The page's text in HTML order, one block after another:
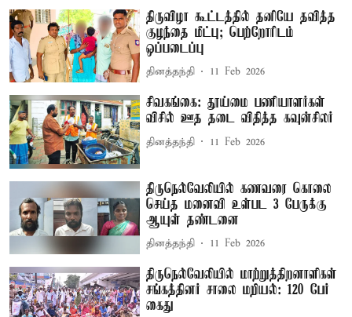
திருவிழா கூட்டத்தில் தனியே தவித்த
குழந்தை மீட்பு; பெற்றோரிடம்
ஒப்படைப்பு
தினத்தந்தி 11 Feb 2026
சிவகங்கை: தூய்மை பணியாளர்கள்
விசில் ஊத தடை விதித்த கவுன்சிலர்
தினத்தந்தி 11 Feb 2026
திருநெல்வேலியில் கணவரை கொலை
செய்த மனைவி உள்பட 3 பேருக்கு
ஆயுள் தண்டனை
தினத்தந்தி 11 Feb 2026
திருநெல்வேலியில் மாற்றுத்திறனாளிகள்
சங்கத்தினர் சாலை மறியல்: 120 பேர்
கைது